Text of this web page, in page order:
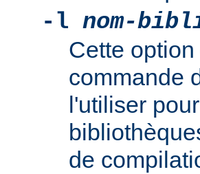
-l nom-
Cette
commande
l'utiliser
de